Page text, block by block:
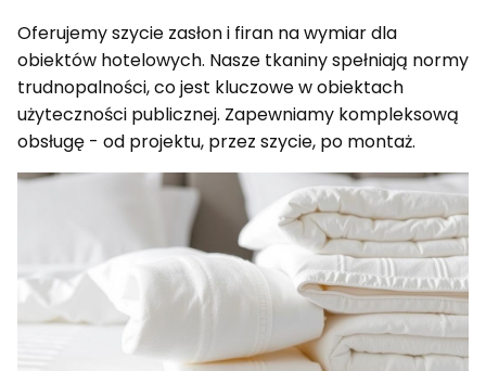
Oferujemy szycie zasłon i firan na wymiar dla
obiektów hotelowych. Nasze tkaniny spełniają normy
trudnopalności, co jest kluczowe w obiektach
użyteczności publicznej. Zapewniamy kompleksową
obsługę - od projektu, przez szycie, po montaż.